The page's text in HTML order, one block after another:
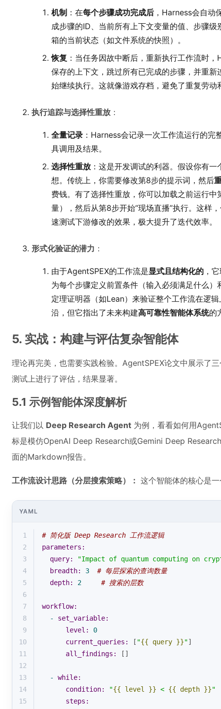
机制 ：在每个步骤成功完成后 ，Harness会自动
成步骤的ID、当前所有上下文变量的值、步骤
箱的当前状态（如文件系统的快照）。
恢复 ：当任务因故中断后，重新执行工作流时
保存的上下文，跳过所有已完成的步骤，并重
始继续执行。这就像游戏存档，避免了重复劳动
执行追踪与选择性重放 ：
全量记录 ：Harness会记录一次工作流运行的
具调用及结果。
选择性重放 ：这是开发调试的利器。假设你有
想。传统上，你需要修改第8步的提示词，然后
费钱。有了选择性重放，你可以加载之前运行
量），然后从第8步开始“现场直播”执行。这样
速测试下游修改的效果，极大提升了迭代效率。
形式化验证的潜力 ：
由于AgentSPEX的工作流是显式且结构化的 ，
为每个步骤定义前置条件（输入必须满足什么
定理证明器（如Lean）来验证整个工作流在逻
沿，但它指出了未来构建高可靠性智能体系统的
5. 实战：构建与评估复杂智能体
理论再完美，也需要实践检验。AgentSPEX论文中展示了
测试上进行了评估，结果显著。
5.1 示例智能体深度解析
让我们以 Deep Research Agent 为例，看看如何用
标是模仿OpenAI Deep Research或Gemini Deep
面的Markdown报告。
工作流设计思路（分层搜索策略）： 这个智能体的核心是
YAML
1
# 简化版 Deep Research 工作流逻辑
2
parameters:
3
query:
"Impact of quantum computing on
4
breadth: 3
# 每层探索的查询数量
5
depth: 2
# 搜索的层数
6
7
workflow:
8
-
set_variable:
9
level:
0
10
current_queries: [ "{{ query }}"]
11
all_findings:
[]
12
13
-
while:
14
condition: "{{ level }} < {{ depth }}"
15
steps: